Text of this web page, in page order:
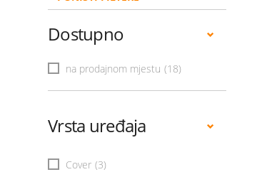
Dostupno
na prodajnom mjestu (18)
Vrsta uređaja
Cover (3)